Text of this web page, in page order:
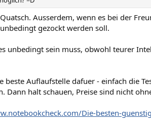
Ausserdem, wenn es bei der
gezockt werden soll.
unbedingt sein muss, obwohl teurer
beste Auflaufstelle dafuer - einfach die
Dann halt schauen, Preise sind nicht
Die-besten-